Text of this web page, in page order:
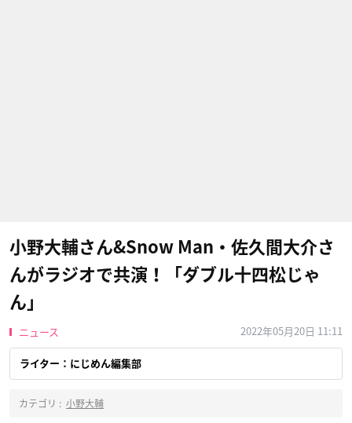
小野大輔さん&Snow Man・佐久間大介さ
んがラジオで共演！「ダブル十四松じゃ
ん」
ニュース 2022年05月20日 11:11
ライター：にじめん編集部
カテゴリ : 小野大輔